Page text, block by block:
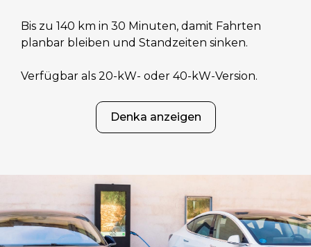
Bis zu 140 km in 30 Minuten, damit Fahrten
planbar bleiben und Standzeiten sinken.
Verfügbar als 20-kW- oder 40-kW-Version.
Denka anzeigen